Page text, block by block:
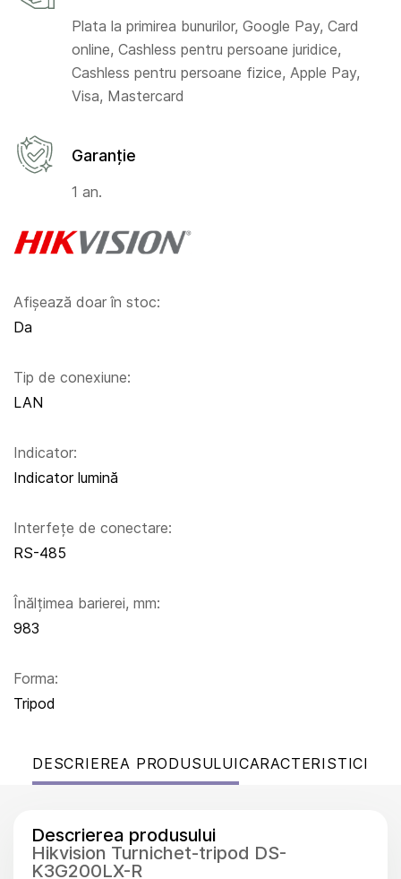
Afișează doar în stoc:
Da
Tip de conexiune:
LAN
Indicator:
Indicator lumină
Interfețe de conectare:
RS-485
Înălțimea barierei, mm:
983
Forma:
Tripod
Plata la primirea bunurilor, Google Pay, Card
online, Cashless pentru persoane juridice,
Cashless pentru persoane fizice, Apple Pay,
Visa, Mastercard
Garanție
1 an.
DESCRIEREA PRODUSULUICARACTERISTICI
Descrierea produsului
Hikvision Turnichet-tripod DS-
K3G200LX-R